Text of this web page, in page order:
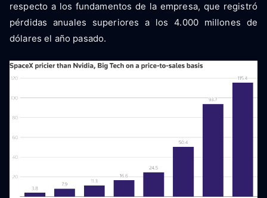
respecto a los fundamentos de la empresa, que registró
pérdidas anuales superiores a los 4.000 millones de
dólares el año pasado.